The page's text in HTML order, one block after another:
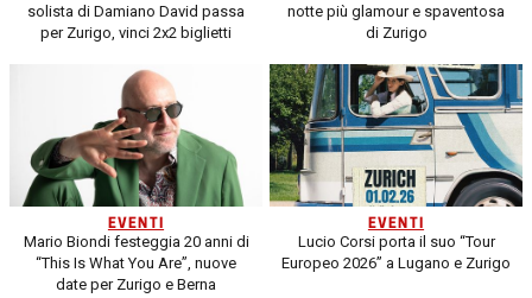
solista di Damiano David passa
per Zurigo, vinci 2x2 biglietti
notte più glamour e spaventosa
di Zurigo
EVENTI
Mario Biondi festeggia 20 anni di
“This Is What You Are”, nuove
date per Zurigo e Berna
EVENTI
Lucio Corsi porta il suo “Tour
Europeo 2026” a Lugano e Zurigo